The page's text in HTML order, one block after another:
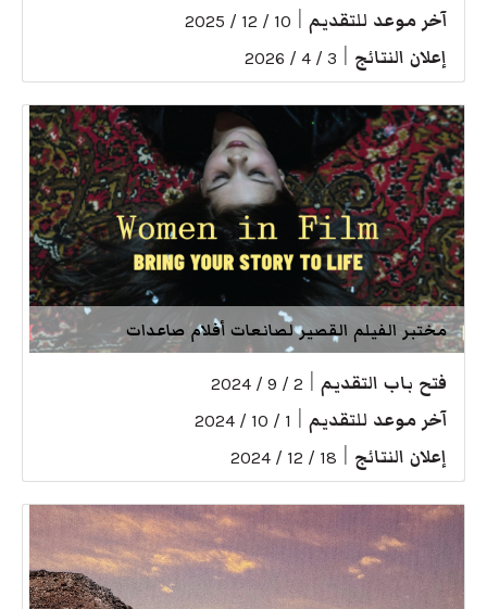
آخر موعد للتقديم 10 / 12 / 2025
إعلان النتائج 3 / 4 / 2026
مختبر الفيلم القصير لصانعات أفلام صاعدات
فتح باب التقديم 2 / 9 / 2024
آخر موعد للتقديم 1 / 10 / 2024
إعلان النتائج 18 / 12 / 2024